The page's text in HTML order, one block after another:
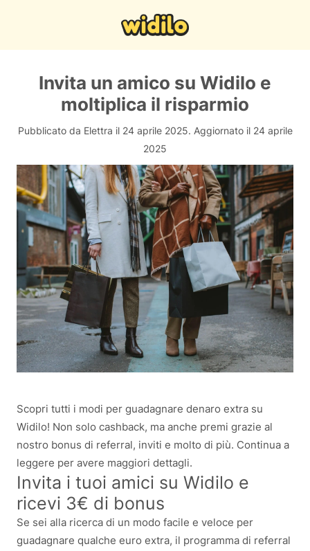
Invita un amico su Widilo e
moltiplica il risparmio
Pubblicato da Elettra il 24 aprile 2025. Aggiornato il 24 aprile
2025
Scopri tutti i modi per guadagnare denaro extra su
Widilo! Non solo cashback, ma anche premi grazie al
nostro bonus di referral, inviti e molto di più. Continua a
leggere per avere maggiori dettagli.
Invita i tuoi amici su Widilo e
ricevi 3€ di bonus
Se sei alla ricerca di un modo facile e veloce per
guadagnare qualche euro extra, il programma di referral